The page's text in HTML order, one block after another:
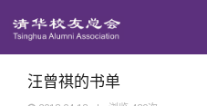
汪曾祺的书单